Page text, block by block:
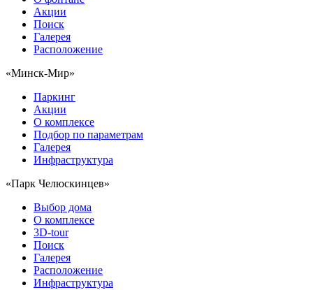
Акции
Поиск
Галерея
Расположение
«Минск-Мир»
Паркинг
Акции
О комплексе
Подбор по параметрам
Галерея
Инфраструктура
«Парк Челюскинцев»
Выбор дома
О комплексе
3D-tour
Поиск
Галерея
Расположение
Инфраструктура